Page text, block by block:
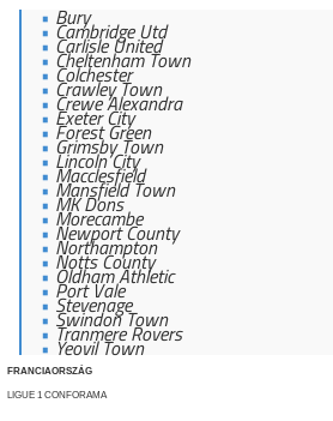
Bury
Cambridge Utd
Carlisle United
Cheltenham Town
Colchester
Crawley Town
Crewe Alexandra
Exeter City
Forest Green
Grimsby Town
Lincoln City
Macclesfield
Mansfield Town
MK Dons
Morecambe
Newport County
Northampton
Notts County
Oldham Athletic
Port Vale
Stevenage
Swindon Town
Tranmere Rovers
Yeovil Town
FRANCIAORSZÁG
LIGUE 1 CONFORAMA